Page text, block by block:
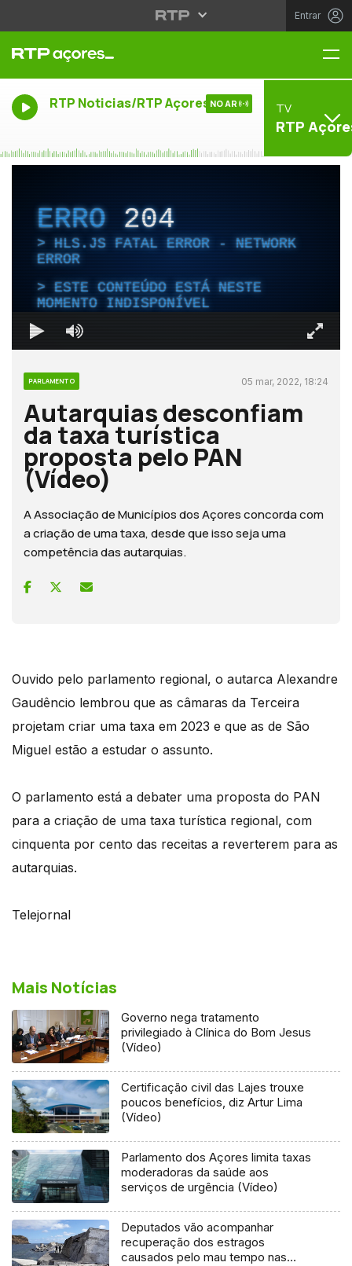
Entrar
RTP Noticias/RTP Açores NO AR TV
RTP
ERRO204
HLS.JS FATAL ERROR - NETWORK
ERROR
ESTE CONTEÚDO ESTÁ NESTE
MOMENTO INDISPONÍVEL
PARLAMENTO 05 mar, 2022, 18:24
Autarquias desconfiam
da taxa turística
proposta pelo PAN
(Vídeo)
A Associação de Municípios dos Açores concorda com
a criação de uma taxa, desde que isso seja uma
competência das autarquias.
Ouvido pelo parlamento regional, o autarca Alexandre
Gaudêncio lembrou que as câmaras da Terceira
projetam criar uma taxa em 2023 e que as de São
Miguel estão a estudar o assunto.
O parlamento está a debater uma proposta do PAN
para a criação de uma taxa turística regional, com
cinquenta por cento das receitas a reverterem para as
autarquias.
Telejornal
Mais Notícias
Governo nega tratamento
privilegiado à Clínica do Bom Jesus
(Vídeo)
Certificação civil das Lajes trouxe
poucos benefícios, diz Artur Lima
(Vídeo)
Parlamento dos Açores limita taxas
moderadoras da saúde aos
serviços de urgência (Vídeo)
Deputados vão acompanhar
recuperação dos estragos
causados pelo mau tempo nas